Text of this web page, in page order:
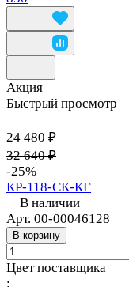
Акция
Быстрый просмотр
24 480 ₽
32 640 ₽
-25%
КР-118-СК-КГ
В наличии
Арт. 00-00046128
В корзину
Цвет поставщика
: